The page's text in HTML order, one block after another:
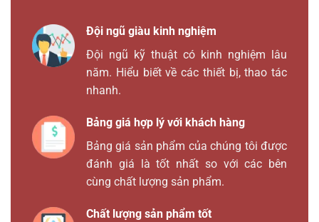
Đội ngũ giàu kinh nghiệm
Đội ngũ kỹ thuật có kinh nghiệm lâu
năm. Hiểu biết về các thiết bị, thao tác
nhanh.
Bảng giá hợp lý với khách hàng
Bảng giá sản phẩm của chúng tôi được
đánh giá là tốt nhất so với các bên
cùng chất lượng sản phẩm.
Chất lượng sản phẩm tốt